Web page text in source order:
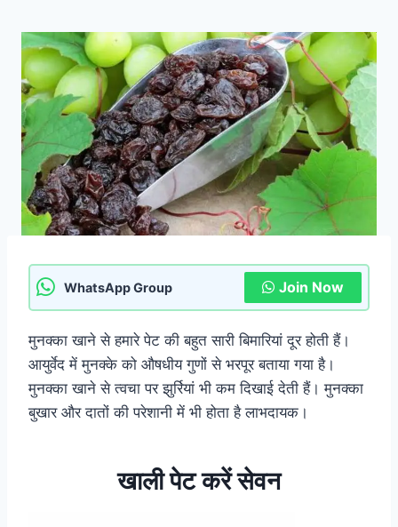
WhatsApp Group Join Now
मुनक्का खाने से हमारे पेट की बहुत सारी बिमारियां दूर होती हैं।
आयुर्वेद में मुनक्के को औषधीय गुणों से भरपूर बताया गया है।
मुनक्का खाने से त्वचा पर झुर्रियां भी कम दिखाई देती हैं। मुनक्का
बुखार और दातों की परेशानी में भी होता है लाभदायक।
खाली पेट करें सेवन